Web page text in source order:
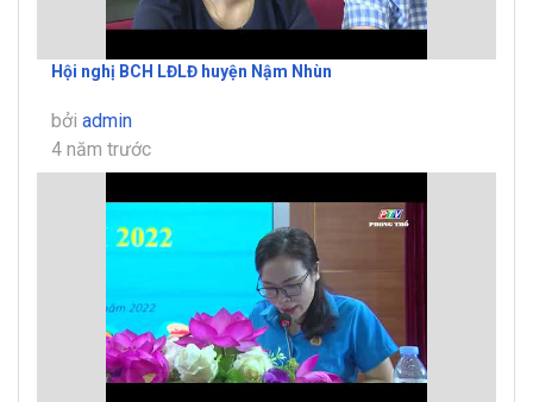
Hội nghị BCH LĐLĐ huyện Nậm Nhùn
bởi admin
4 năm trước